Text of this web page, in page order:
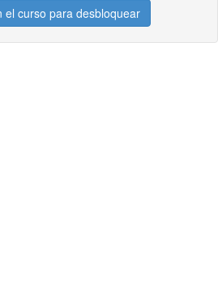
el curso para desbloquear